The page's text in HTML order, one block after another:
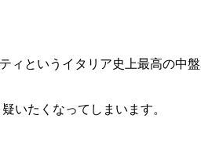
というイタリア史上最高の中
いたくなってしまいます。